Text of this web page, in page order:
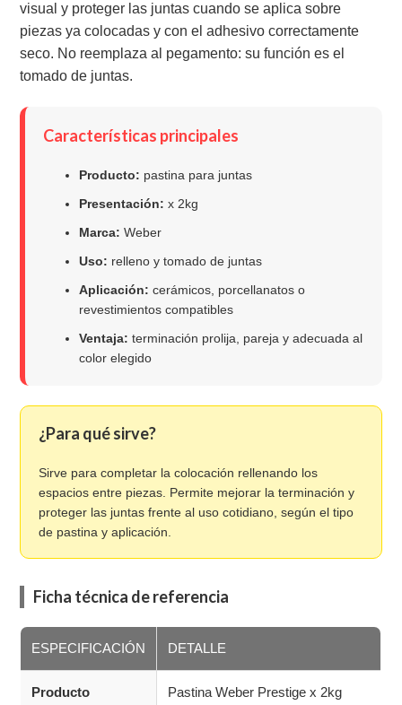
visual y proteger las juntas cuando se aplica sobre
piezas ya colocadas y con el adhesivo correctamente
seco. No reemplaza al pegamento: su función es el
tomado de juntas.
Características principales
Producto: pastina para juntas
Presentación: x 2kg
Marca: Weber
Uso: relleno y tomado de juntas
Aplicación: cerámicos, porcellanatos o
revestimientos compatibles
Ventaja: terminación prolija, pareja y adecuada al
color elegido
¿Para qué sirve?
Sirve para completar la colocación rellenando los
espacios entre piezas. Permite mejorar la terminación y
proteger las juntas frente al uso cotidiano, según el tipo
de pastina y aplicación.
Ficha técnica de referencia
ESPECIFICACIÓN DETALLE
Producto
Pastina Weber Prestige x 2kg